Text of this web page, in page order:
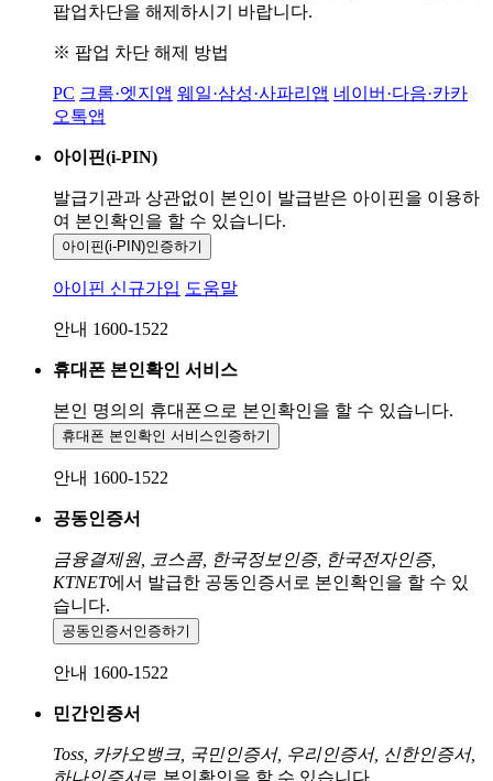
팝업차단을 해제하시기 바랍니다.
※ 팝업 차단 해제 방법
PC 크롬·엣지앱 웨일·삼성·사파리앱 네이버·다음·카카
오톡앱
아이핀(i-PIN)
발급기관과 상관없이 본인이 발급받은 아이핀을 이용하
여 본인확인을 할 수 있습니다.
아이핀(i-PIN)인증하기
아이핀 신규가입 도움말
안내 1600-1522
휴대폰 본인확인 서비스
본인 명의의 휴대폰으로 본인확인을 할 수 있습니다.
휴대폰 본인확인 서비스인증하기
안내 1600-1522
공동인증서
금융결제원, 코스콤, 한국정보인증, 한국전자인증,
KTNET에서 발급한 공동인증서로 본인확인을 할 수 있
습니다.
공동인증서 인증하기
안내 1600-1522
민간인증서
Toss, 카카오뱅크, 국민인증서, 우리인증서, 신한인증서,